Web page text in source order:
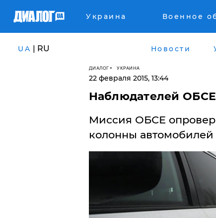
Украина Военное
UA | RU Новости
ДИАЛОГ УКРАИНА
22 февраля 2015, 13:44
Наблюдателей
Миссия ОБСЕ
колонны